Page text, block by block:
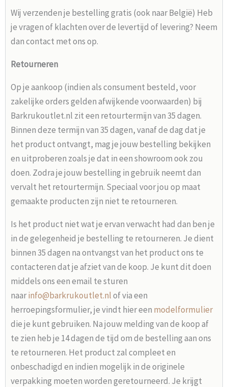
Wij verzenden je bestelling gratis (ook naar België) Heb
je vragen of klachten over de levertijd of levering? Neem
dan contact met ons op.
Retourneren
Op je aankoop (indien als consument besteld, voor
zakelijke orders gelden afwijkende voorwaarden) bij
Barkrukoutlet.nl zit een retourtermijn van 35 dagen.
Binnen deze termijn van 35 dagen, vanaf de dag dat je
het product ontvangt, mag je jouw bestelling bekijken
en uitproberen zoals je dat in een showroom ook zou
doen. Zodra je jouw bestelling in gebruik neemt dan
vervalt het retourtermijn. Speciaal voor jou op maat
gemaakte producten zijn niet te retourneren.
Is het product niet wat je ervan verwacht had dan ben je
in de gelegenheid je bestelling te retourneren. Je dient
binnen 35 dagen na ontvangst van het product ons te
contacteren dat je afziet van de koop. Je kunt dit doen
middels ons een email te sturen
naarinfo@barkrukoutlet.nlof via een
herroepingsformulier, je vindt hier een modelformulier
die je kunt gebruiken. Na jouw melding van de koop af
te zien heb je 14 dagen de tijd om de bestelling aan ons
te retourneren. Het product zal compleet en
onbeschadigd en indien mogelijk in de originele
verpakking moeten worden geretourneerd. Je krijgt